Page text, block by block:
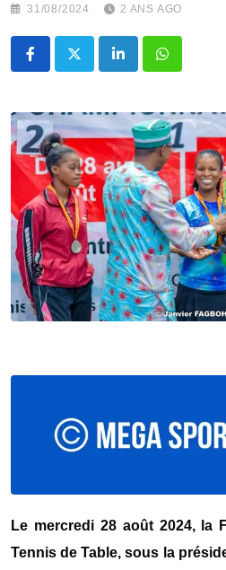
31/08/2024 2 ANS AGO
LinkedInWhatsapp
Le mercredi 28 août 2024, la
Tennis de Table, sous la